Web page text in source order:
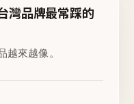
灣品牌最常踩的
越來越像。